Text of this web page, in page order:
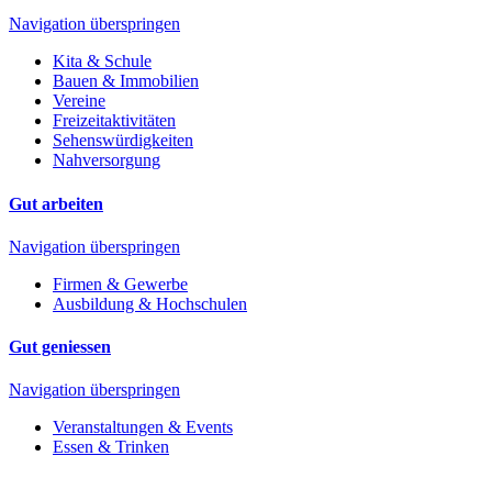
Navigation überspringen
Kita & Schule
Bauen & Immobilien
Vereine
Freizeitaktivitäten
Sehenswürdigkeiten
Nahversorgung
Gut arbeiten
Navigation überspringen
Firmen & Gewerbe
Ausbildung & Hochschulen
Gut geniessen
Navigation überspringen
Veranstaltungen & Events
Essen & Trinken